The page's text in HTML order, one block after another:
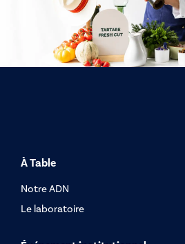
À Table
Notre ADN
Le laboratoire